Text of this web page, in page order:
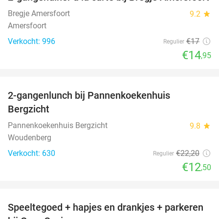
Bregje Amersfoort 9.2 star
Amersfoort
Verkocht: 996
Regulier €17
€14,95
2-gangenlunch bij Pannenkoekenhuis
Bergzicht
Pannenkoekenhuis Bergzicht 9.8 star
Woudenberg
Verkocht: 630
Regulier €22,20
€12,50
50%
Speeltegoed + hapjes en drankjes + parkeren